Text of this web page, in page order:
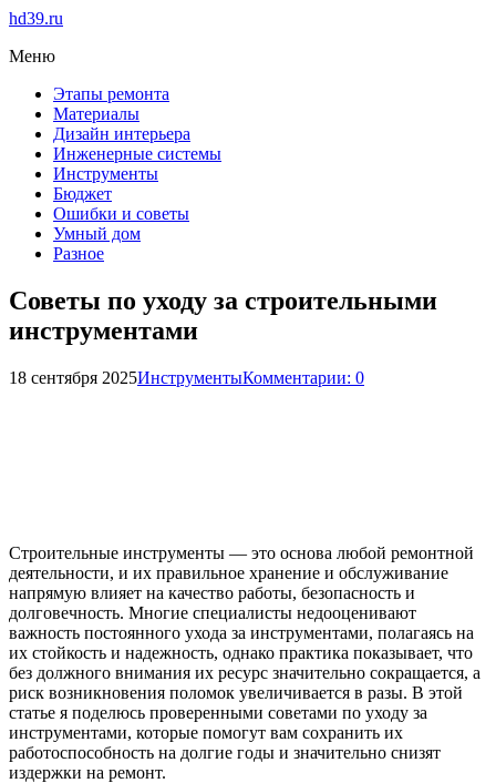
hd39.ru
Меню
Этапы ремонта
Материалы
Дизайн интерьера
Инженерные системы
Инструменты
Бюджет
Ошибки и советы
Умный дом
Разное
Советы по уходу за строительными
инструментами
18 сентября 2025ИнструментыКомментарии: 0
Строительные инструменты — это основа любой ремонтной
деятельности, и их правильное хранение и обслуживание
напрямую влияет на качество работы, безопасность и
долговечность. Многие специалисты недооценивают
важность постоянного ухода за инструментами, полагаясь на
их стойкость и надежность, однако практика показывает, что
без должного внимания их ресурс значительно сокращается, а
риск возникновения поломок увеличивается в разы. В этой
статье я поделюсь проверенными советами по уходу за
инструментами, которые помогут вам сохранить их
работоспособность на долгие годы и значительно снизят
издержки на ремонт.